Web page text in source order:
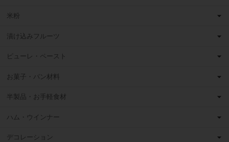
米粉
漬け込みフルーツ
ピューレ・ペースト
お菓子・パン材料
半製品・お手軽食材
ハム・ウインナー
デコレーション